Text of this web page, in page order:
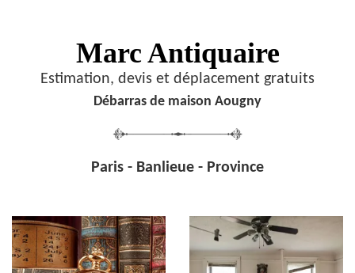
Marc Antiquaire
Estimation, devis et déplacement gratuits
Débarras de maison Aougny
Paris - Banlieue - Province